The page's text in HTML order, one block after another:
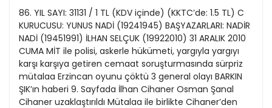
Evleniyoruz
Güney Dogu
Kitap Eki
Özel Ekler
Özel Okullar
1991
1990
1989
1988
19
20
21
22
23
11
12
13
14
15
86. YIL SAYI: 31131 / 1 TL (KDV içinde) (KKTC’de: 1.5 TL) C
KURUCUSU: YUNUS NADİ (19241945) BAŞYAZARLARI: NADİR
NADİ (19451991) İLHAN SELÇUK (19922010) 31 ARALIK 2010
CUMA MİT ile polisi, askerle hükümeti, yargıyla yargıyı
karşı karşıya getiren cemaat soruşturmasında sürpriz
mütalaa Erzincan oyunu çöktü 3 general olayı BARKIN
ŞIK’ın haberi 9. Sayfada İlhan Cihaner Osman Şanal
Cihaner uzaklaştırıldı Mütalaa ile birlikte Cihaner’den